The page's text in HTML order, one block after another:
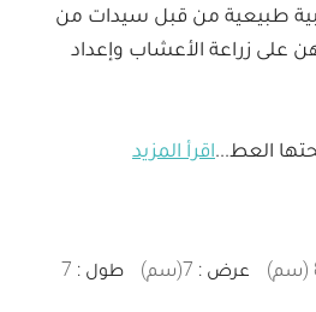
طبيعية من قبل سيدات من
على زراعة الأعشاب وإعداد
العط ...اقرأ المزيد
(سم) عرض :
7
(سم) طول :
7